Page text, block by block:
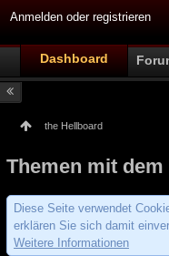
Anmelden oder registrieren
Dashboard
the Hellboard
Themen mit dem
Diese Seite verwendet
erklären Sie sich damit
Weitere Informationen